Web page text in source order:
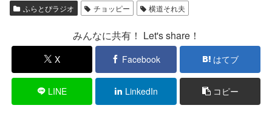
ふらとぴラジオ チョッピー 横道それ夫
みんなに共有！ Let's share！
X Facebook はてブ
LINE LinkedIn コピー